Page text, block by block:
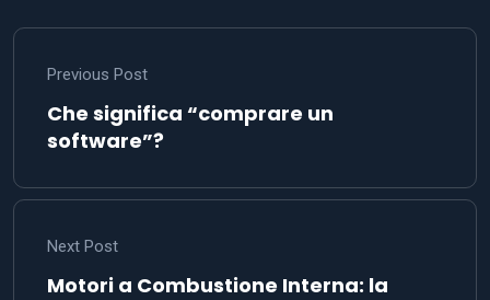
Previous Post
Che significa “comprare un
software”?
Next Post
Motori a Combustione Interna: la